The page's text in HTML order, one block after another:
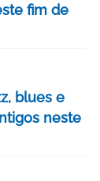
fim de
blues e
neste